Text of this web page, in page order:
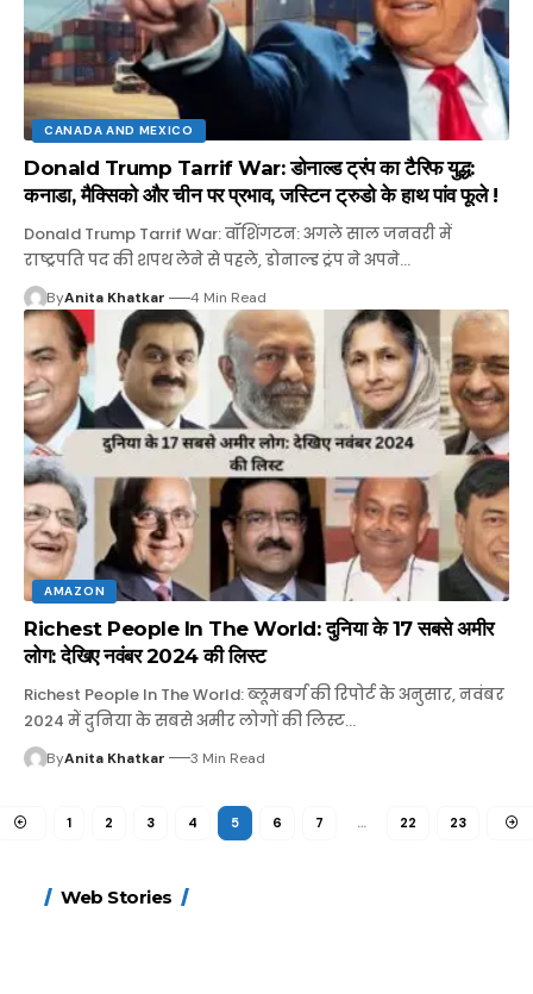
CANADA AND MEXICO
Donald Trump Tarrif War: डोनाल्ड ट्रंप का टैरिफ युद्ध:
कनाडा, मैक्सिको और चीन पर प्रभाव, जस्टिन ट्रुडो के हाथ पांव फूले !
Donald Trump Tarrif War: वॉशिंगटन: अगले साल जनवरी में
राष्ट्रपति पद की शपथ लेने से पहले, डोनाल्ड ट्रंप ने अपने…
ByAnita Khatkar 4 Min Read
AMAZON
Richest People In The World: दुनिया के 17 सबसे अमीर
लोग: देखिए नवंबर 2024 की लिस्ट
Richest People In The World: ब्लूमबर्ग की रिपोर्ट के अनुसार, नवंबर
2024 में दुनिया के सबसे अमीर लोगों की लिस्ट…
ByAnita Khatkar 3 Min Read
1 2 3 4 5 6 7 … 22 23
Web Stories
15 नवंबर से लागू होंगे
FASTag के ये नए नियम,
मोटापे को कम करने के लिए